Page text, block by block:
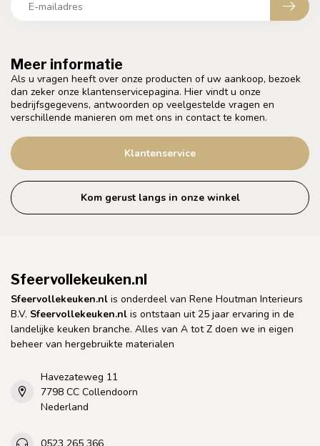
Meer informatie
Als u vragen heeft over onze producten of uw aankoop, bezoek
dan zeker onze klantenservicepagina. Hier vindt u onze
bedrijfsgegevens, antwoorden op veelgestelde vragen en
verschillende manieren om met ons in contact te komen.
Klantenservice
Kom gerust langs in onze winkel
Sfeervollekeuken.nl
Sfeervollekeuken.nl is onderdeel van Rene Houtman Interieurs
B.V. Sfeervollekeuken.nl is ontstaan uit 25 jaar ervaring in de
landelijke keuken branche. Alles van A tot Z doen we in eigen
beheer van hergebruikte materialen
Havezateweg 11
7798 CC Collendoorn
Nederland